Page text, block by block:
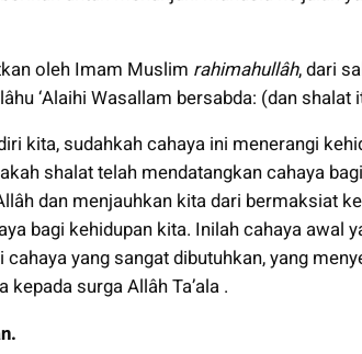
oleh Imam Muslim rahimahullâh, dari
‘Alaihi Wasallam bersabda: (dan shalat
kita, sudahkah cahaya ini menerangi
shalat telah mendatangkan cahaya
dan menjauhkan kita dari bermaksiat
bagi kehidupan kita. Inilah cahaya awal
yang sangat dibutuhkan, yang
surga Allâh Ta’ala .